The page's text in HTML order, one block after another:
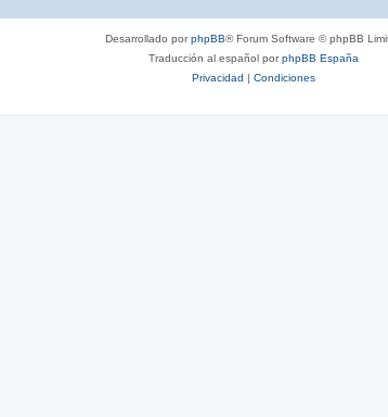
Desarrollado porphpBB® Forum Software © phpBB
Traducción al español porphpBB España
Privacidad
Condiciones